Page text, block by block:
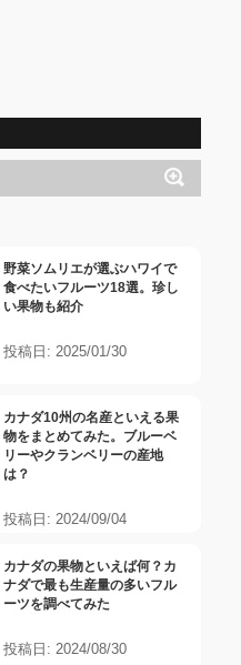
野菜ソムリエが選ぶハワイで
食べたいフルーツ18選。珍し
い果物も紹介
投稿日: 2025/01/30
カナダ10州の名産といえる果
物をまとめてみた。ブルーベ
リーやクランベリーの産地
は？
投稿日: 2024/09/04
カナダの果物といえば何？カ
ナダで最も生産量の多いフル
ーツを調べてみた
投稿日: 2024/08/30